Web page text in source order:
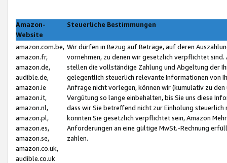
Amazon-
Website
Steuerliche Bestimmungen
amazon.com.be,
amazon.fr,
amazon.de,
audible.de,
amazon.ie
amazon.it,
amazon.nl,
amazon.pl,
amazon.es,
amazon.se,
amazon.co.uk,
audible.co.uk
Wir dürfen in Bezug auf Beträge, auf deren
vornehmen, zu denen wir gesetzlich verpflichtet
stellen die vollständige Zahlung und Abgeltung der
gelegentlich steuerlich relevante Informationen von
Anfrage nicht vorlegen, können wir (kumulativ zu
Vergütung so lange einbehalten, bis Sie uns diese
dass wir Sie betreffend nicht zur Einholung
könnten Sie gesetzlich verpflichtet sein, Amazon
Anforderungen an eine gültige MwSt.-Rechnung
zahlen.